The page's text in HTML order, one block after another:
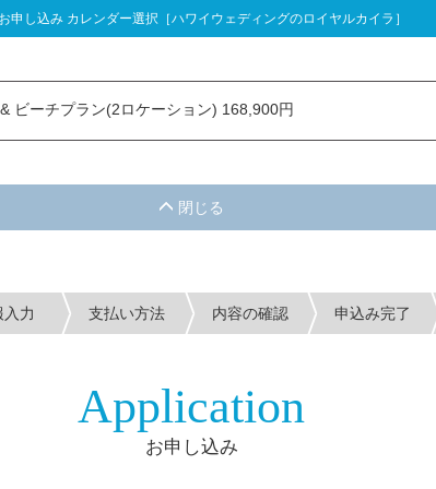
お申し込み カレンダー選択［ハワイウェディングのロイヤルカイラ］
ビーチプラン(2ロケーション) 168,900円
レンダー選択
力 支払い方法 内容の確認 申込み完了
Application
お申し込み